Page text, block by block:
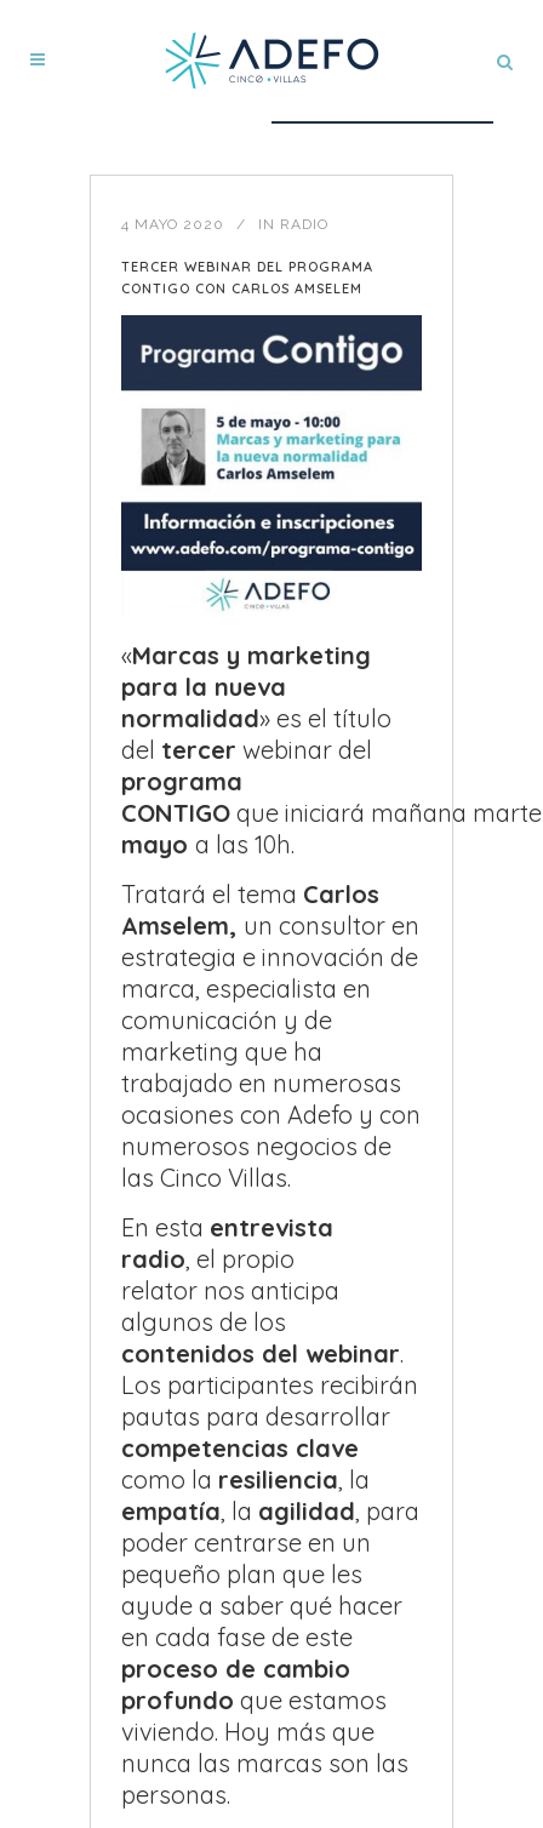
4 MAYO 2020 IN RADIO
TERCER WEBINAR DEL PROGRAMA
CONTIGO CON CARLOS AMSELEM
«Marcas y marketing
para la nueva
normalidad» es el título
del tercer webinar del
programa
CONTIGO que iniciará mañana
mayo a las 10h.
Tratará el tema Carlos
Amselem, un consultor en
estrategia e innovación de
marca, especialista en
comunicación y de
marketing que ha
trabajado en numerosas
ocasiones con Adefo y con
numerosos negocios de
las Cinco Villas.
En esta entrevista
radio, el propio
relator nos anticipa
algunos de los
contenidos del webinar.
Los participantes recibirán
pautas para desarrollar
competencias clave
como la resiliencia, la
empatía, la agilidad, para
poder centrarse en un
pequeño plan que les
ayude a saber qué hacer
en cada fase de este
proceso de cambio
profundo que estamos
viviendo. Hoy más que
nunca las marcas son las
personas.